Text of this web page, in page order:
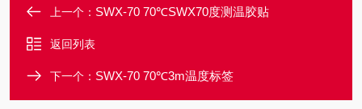
上一个： SWX-70 70℃SWX70度测温胶贴
返回列表
下一个： SWX-70 70℃3m温度标签